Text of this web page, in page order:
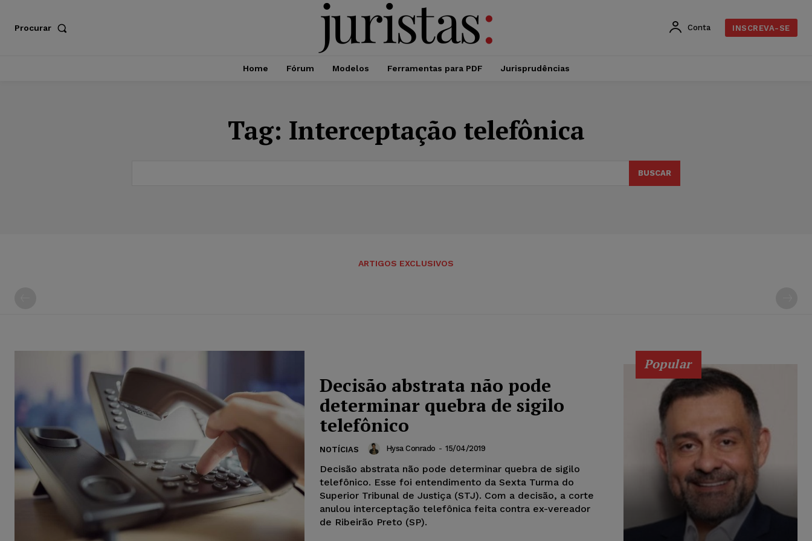
Procurar Conta INSCREVA-SE
Home Fórum Modelos Ferramentas para PDF Jurisprudências
Tag: Interceptação telefônica
BUSCAR
ARTIGOS EXCLUSIVOS
Decisão abstrata não pode
determinar quebra de sigilo
telefônico
NOTÍCIAS Hysa Conrado - 15/04/2019
Decisão abstrata não pode determinar quebra de sigilo
telefônico. Esse foi entendimento da Sexta Turma do
Superior Tribunal de Justiça (STJ). Com a decisão, a corte
anulou interceptação telefônica feita contra ex-vereador
de Ribeirão Preto (SP).
Popular